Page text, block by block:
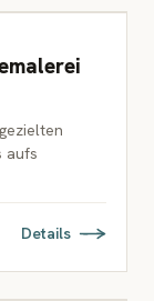
aufs
Details